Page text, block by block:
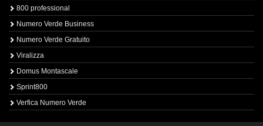
800 professional
Numero Verde Business
Numero Verde Gratuito
Viralizza
Domus Montascale
Sprint800
Verfica Numero Verde